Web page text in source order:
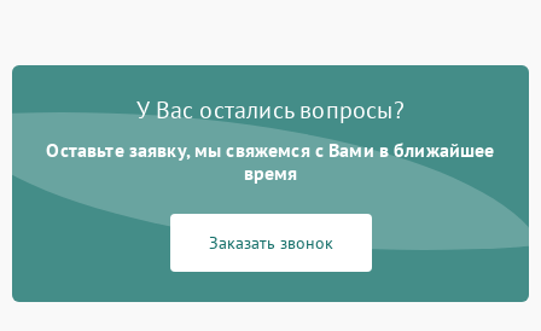
Появление запаха гари 2400 ₽ Подробнее →
Проблемы с вентилятором 2000 ₽
Поломка системы
охлаждения
Подробнее →
Не работают сенсорные
У Вас остались вопросы?
Оставьте заявку, мы свяжемся с Вами в ближайшее
время
Заказать звонок